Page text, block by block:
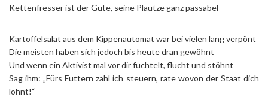
Kettenfresser ist der Gute, seine Plautze ganz passabel
Kartoffelsalat aus dem Kippenautomat war bei vielen lang verpönt
Die meisten haben sich jedoch bis heute dran gewöhnt
Und wenn ein Aktivist mal vor dir fuchtelt, flucht und stöhnt
Sag ihm: „Fürs Futtern zahl ich steuern, rate wovon der Staat dich
löhnt!“